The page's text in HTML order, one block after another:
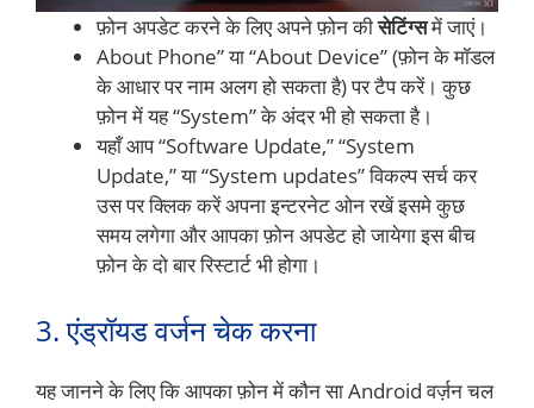
फ़ोन अपडेट करने के लिए अपने फ़ोन कीसेटिंग्समें जाएं।
About Phone” या “About Device” (फ़ोन के मॉडल
के आधार पर नाम अलग हो सकता है) पर टैप करें। कुछ
फ़ोन में यह “System” के अंदर भी हो सकता है।
यहाँ आप “Software Update,” “System
Update,” या “System updates” विकल्प सर्च कर
उस पर क्लिक करें अपना इन्टरनेट ओन रखें इसमे कुछ
समय लगेगा और आपका फ़ोन अपडेट हो जायेगा इस बीच
फ़ोन के दो बार रिस्टार्ट भी होगा।
3. एंड्रॉयड वर्जन चेक करना
यह जानने के लिए कि आपका फ़ोन में कौन सा Android वर्ज़न चल